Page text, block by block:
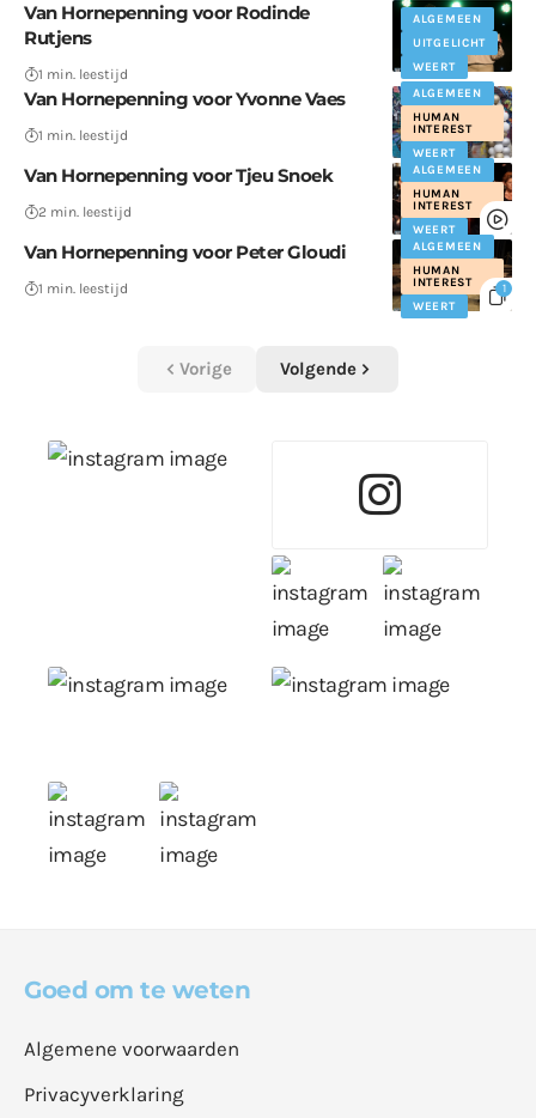
ALGEMEEN
UITGELICHT
WEERT
Van Hornepenning voor Rodinde
Rutjens
1 min. leestijd
ALGEMEEN
HUMAN
INTEREST
WEERT
Van Hornepenning voor Yvonne Vaes
1 min. leestijd
ALGEMEEN
HUMAN
INTEREST
WEERT
Van Hornepenning voor Tjeu Snoek
2 min. leestijd
1
ALGEMEEN
HUMAN
INTEREST
WEERT
Van Hornepenning voor Peter Gloudi
1 min. leestijd
Vorige Volgende
Goed om te weten
Algemene voorwaarden
Privacyverklaring